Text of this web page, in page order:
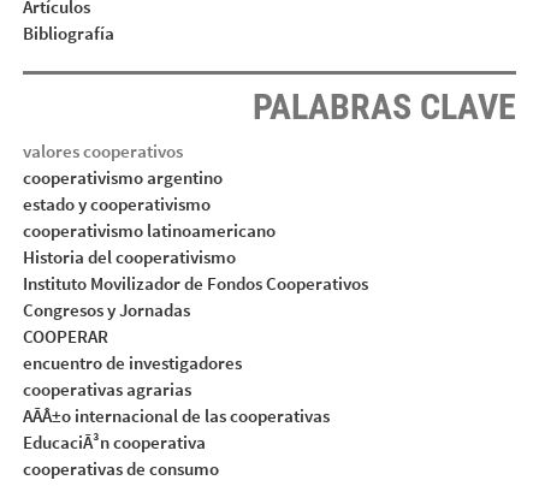
Artículos
Bibliografía
PALABRAS CLAVE
valores cooperativos
cooperativismo argentino
estado y cooperativismo
cooperativismo latinoamericano
Historia del cooperativismo
Instituto Movilizador de Fondos Cooperativos
Congresos y Jornadas
COOPERAR
encuentro de investigadores
cooperativas agrarias
AÃÂ±o internacional de las cooperativas
EducaciÃ³n cooperativa
cooperativas de consumo